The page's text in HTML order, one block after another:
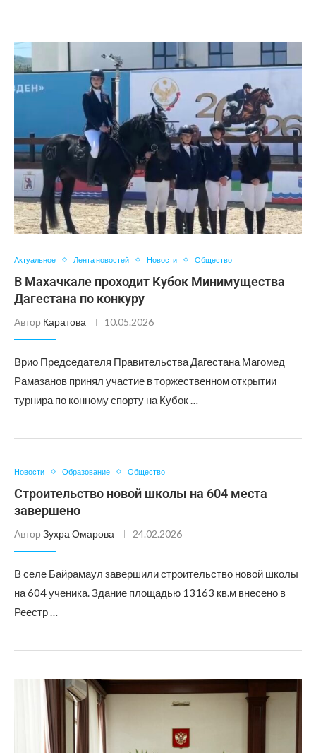
Актуальное Лента новостей Новости Общество
В Махачкале проходит Кубок Минимущества
Дагестана по конкуру
Автор Каратова 10.05.2026
Врио Председателя Правительства Дагестана Магомед
Рамазанов принял участие в торжественном открытии
турнира по конному спорту на Кубок …
Новости Образование Общество
Строительство новой школы на 604 места
завершено
Автор Зухра Омарова 24.02.2026
В селе Байрамаул завершили строительство новой школы
на 604 ученика. Здание площадью 13163 кв.м внесено в
Реестр …